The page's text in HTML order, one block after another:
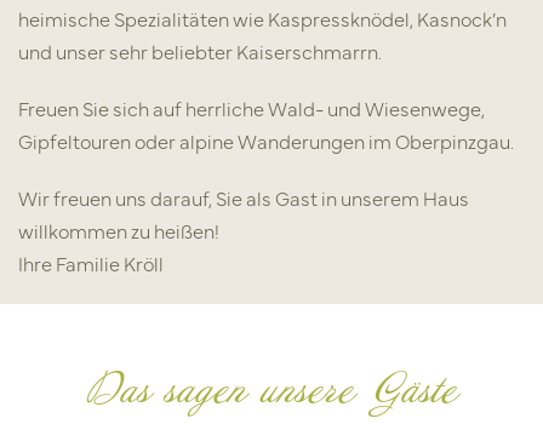
heimische Spezialitäten wie Kaspressknödel, Kasnock’n
und unser sehr beliebter Kaiserschmarrn.
Freuen Sie sich auf herrliche Wald- und Wiesenwege,
Gipfeltouren oder alpine Wanderungen im Oberpinzgau.
Wir freuen uns darauf, Sie als Gast in unserem Haus
willkommen zu heißen!
Ihre Familie Kröll
Das sagen unsere Gäste